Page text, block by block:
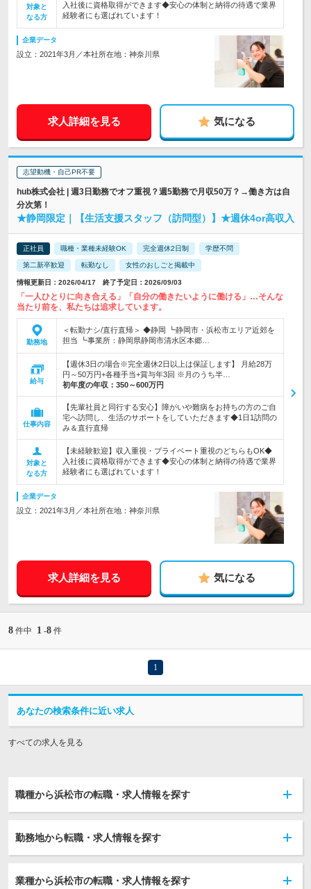
対象と
なる方
入社後に資格取得ができます◆安心の体制と納得の待遇で業界
経験者にも選ばれています！
企業データ
設立：2021年3月／本社所在地：神奈川県
求人詳細を見る 気になる
志望動機・自己PR不要
hub株式会社 | 週3日勤務でオフ重視？週5勤務で月収50万？→働き方は自
分次第！
★静岡限定｜【生活支援スタッフ（訪問型）】★週休4or高収入
正社員 職種・業種未経験OK 完全週休2日制 学歴不問
第二新卒歓迎 転勤なし 女性のおしごと掲載中
情報更新日：2026/04/17 終了予定日：2026/09/03
「一人ひとりに向き合える」「自分の働きたいように働ける」…そんな
当たり前を、私たちは追求しています。
勤務地
＜転勤ナシ/直行直帰＞ ◆静岡 ┗静岡市・浜松市エリア近郊を
担当 ┗事業所：静岡県静岡市清水区本郷…
給与
【週休3日の場合※完全週休2日以上は保証します】 月給28万
円～50万円+各種手当+賞与年3回 ※月のうち半…
初年度の年収： 350～600万円
仕事内容
【先輩社員と同行する安心】障がいや難病をお持ちの方のご自
宅へ訪問し、生活のサポートをしていただきます◆1日1訪問の
み＆直行直帰
対象と
なる方
【未経験歓迎】収入重視・プライベート重視のどちらもOK◆
入社後に資格取得ができます◆安心の体制と納得の待遇で業界
経験者にも選ばれています！
企業データ
設立：2021年3月／本社所在地：神奈川県
求人詳細を見る 気になる
8 件中 1 -8 件
1
あなたの検索条件に近い求人
すべての求人を見る
職種から浜松市の転職・求人情報を探す
勤務地から転職・求人情報を探す
業種から浜松市の転職・求人情報を探す